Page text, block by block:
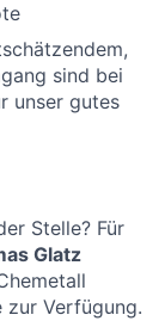
sind bei
unser gutes
Stelle? Für
Glatz
zur Verfügung.